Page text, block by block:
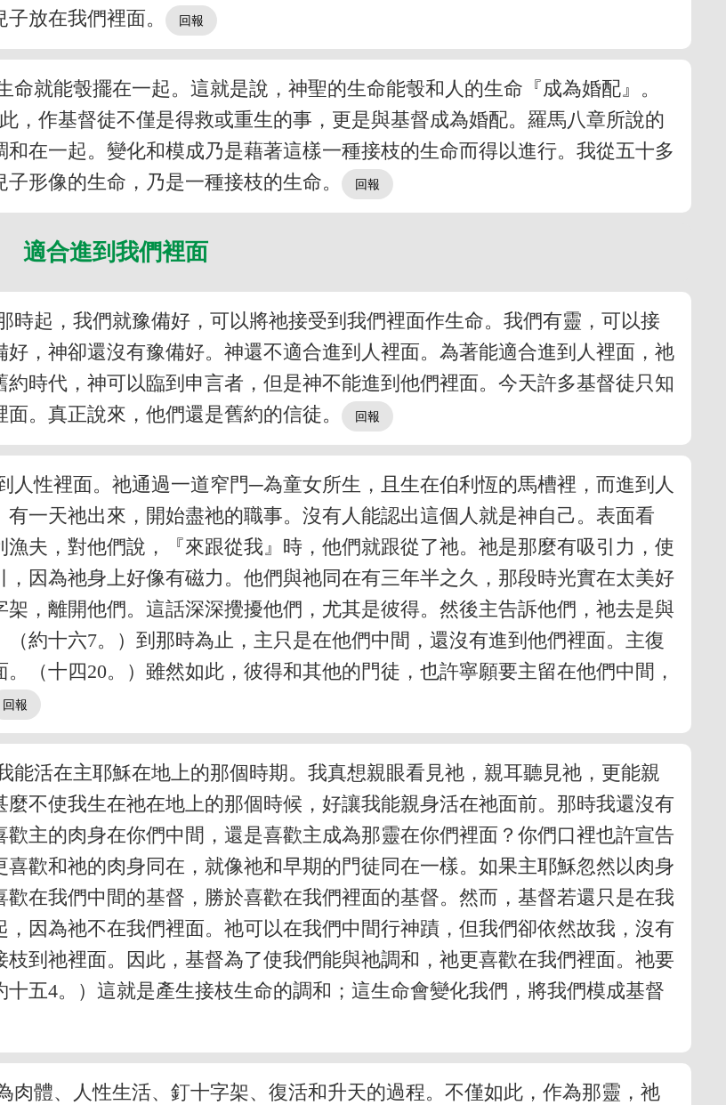
放在我們裡面。
就能彀擺在一起。這就是說，神聖的生命能彀和人的生命『成為婚配』。
，作基督徒不僅是得救或重生的事，更是與基督成為婚配。羅馬八章所說的
在一起。變化和模成乃是藉著這樣一種接枝的生命而得以進行。我從五十多
形像的生命，乃是一種接枝的生命。
適合進到我們裡面
時起，我們就豫備好，可以將祂接受到我們裡面作生命。我們有靈，可以接
，神卻還沒有豫備好。神還不適合進到人裡面。為著能適合進到人裡面，祂
時代，神可以臨到申言者，但是神不能進到他們裡面。今天許多基督徒只知
。真正說來，他們還是舊約的信徒。
人性裡面。祂通過一道窄門─為童女所生，且生在伯利恆的馬槽裡，而進到人
一天祂出來，開始盡祂的職事。沒有人能認出這個人就是神自己。表面看
夫，對他們說，『來跟從我』時，他們就跟從了祂。祂是那麼有吸引力，使
因為祂身上好像有磁力。他們與祂同在有三年半之久，那段時光實在太美好
，離開他們。這話深深攪擾他們，尤其是彼得。然後主告訴他們，祂去是與
約十六7。）到那時為止，主只是在他們中間，還沒有進到他們裡面。主復
（十四20。）雖然如此，彼得和其他的門徒，也許寧願要主留在他們中間，
能活在主耶穌在地上的那個時期。我真想親眼看見祂，親耳聽見祂，更能親
不使我生在祂在地上的那個時候，好讓我能親身活在祂面前。那時我還沒有
主的肉身在你們中間，還是喜歡主成為那靈在你們裡面？你們口裡也許宣告
歡和祂的肉身同在，就像祂和早期的門徒同在一樣。如果主耶穌忽然以肉身
在我們中間的基督，勝於喜歡在我們裡面的基督。然而，基督若還只是在我
因為祂不在我們裡面。祂可以在我們中間行神蹟，但我們卻依然故我，沒有
到祂裡面。因此，基督為了使我們能與祂調和，祂更喜歡在我們裡面。祂要
五4。）這就是產生接枝生命的調和；這生命會變化我們，將我們模成基督
肉體、人性生活、釘十字架、復活和升天的過程。不僅如此，作為那靈，祂